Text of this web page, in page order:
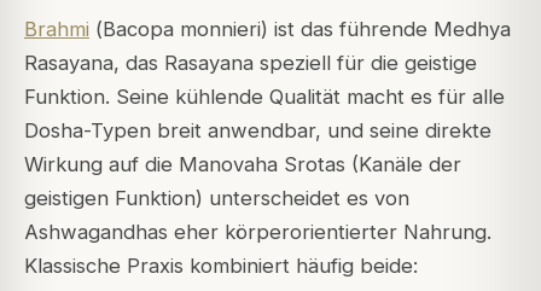
Brahmi (Bacopa monnieri) ist das führende Medhya
Rasayana, das Rasayana speziell für die geistige
Funktion. Seine kühlende Qualität macht es für alle
Dosha-Typen breit anwendbar, und seine direkte
Wirkung auf die Manovaha Srotas (Kanäle der
geistigen Funktion) unterscheidet es von
Ashwagandhas eher körperorientierter Nahrung.
Klassische Praxis kombiniert häufig beide: